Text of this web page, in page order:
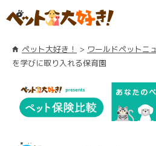
ペット大好き！ ワールドペットニ
を学びに取り入れる保育園